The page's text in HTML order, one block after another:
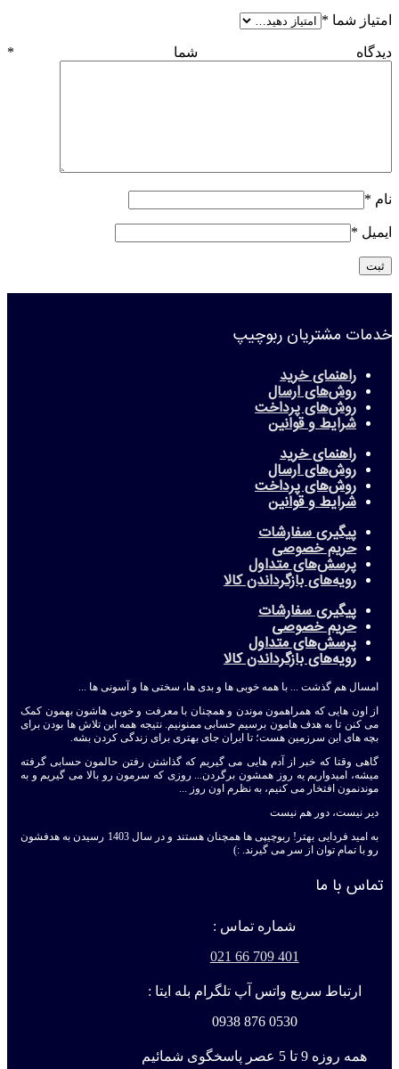
امتیاز شما *
دیدگاه شما *
نام *
ایمیل *
خدمات مشتریان ربوچیپ
راهنمای خرید
روش‌های ارسال
روش‌های پرداخت
شرایط و قوانین
راهنمای خرید
روش‌های ارسال
روش‌های پرداخت
شرایط و قوانین
پیگیری سفارشات
حریم خصوصی
پرسش‌های متداول
رویه‌های بازگرداندن کالا
پیگیری سفارشات
حریم خصوصی
پرسش‌های متداول
رویه‌های بازگرداندن کالا
امسال هم گذشت ... با همه خوبی ها و بدی ها، سختی ها و آسونی ها ...
از اون هایی که همراهمون موندن و همچنان با معرفت و خوبی هاشون بهمون کمک
می کنن تا به هدف هامون برسیم حسابی ممنونیم. نتیجه همه این تلاش ها بودن برای
بچه های این سرزمین هست؛ تا ایران جای بهتری برای زندگی کردن بشه.
گاهی وقتا که خبر از آدم هایی می گیریم که گذاشتن رفتن حالمون حسابی گرفته
میشه، امیدواریم یه روز همشون برگردن... روزی که سرمون رو بالا می گیریم و به
موندنمون افتخار می کنیم، به نظرم اون روز ...
دیر نیست، دور هم نیست
به امید فردایی بهتر! ربوچیپی ها همچنان هستند و در سال 1403 رسیدن به هدفشون
رو با تمام توان از سر می گیرند. :)
تماس با ما
شماره تماس :
401 709 66 021
ارتباط سریع واتس آپ تلگرام بله ایتا :
0530 876 0938
همه روزه 9 تا 5 عصر پاسخگوی شمائیم